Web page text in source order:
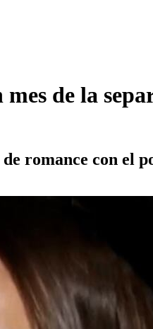
de la
romance con el